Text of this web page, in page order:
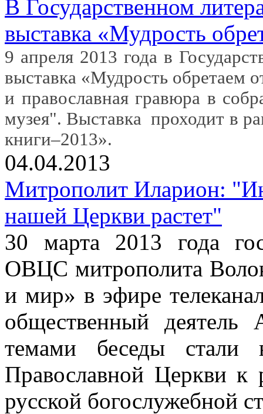
В Государственном
выставка «Мудрость
9 апреля 2013 года в
выставка «Мудрость обретаем
и православная гравюра в
музея". Выставка проходит в
книги–2013».
04.04.2013
Митрополит Иларион:
нашей Церкви растет"
30 марта 2013 года
ОВЦС митрополита
и мир» в эфире
общественный
темами беседы стали
Православной Церкви к
русской богослужебной